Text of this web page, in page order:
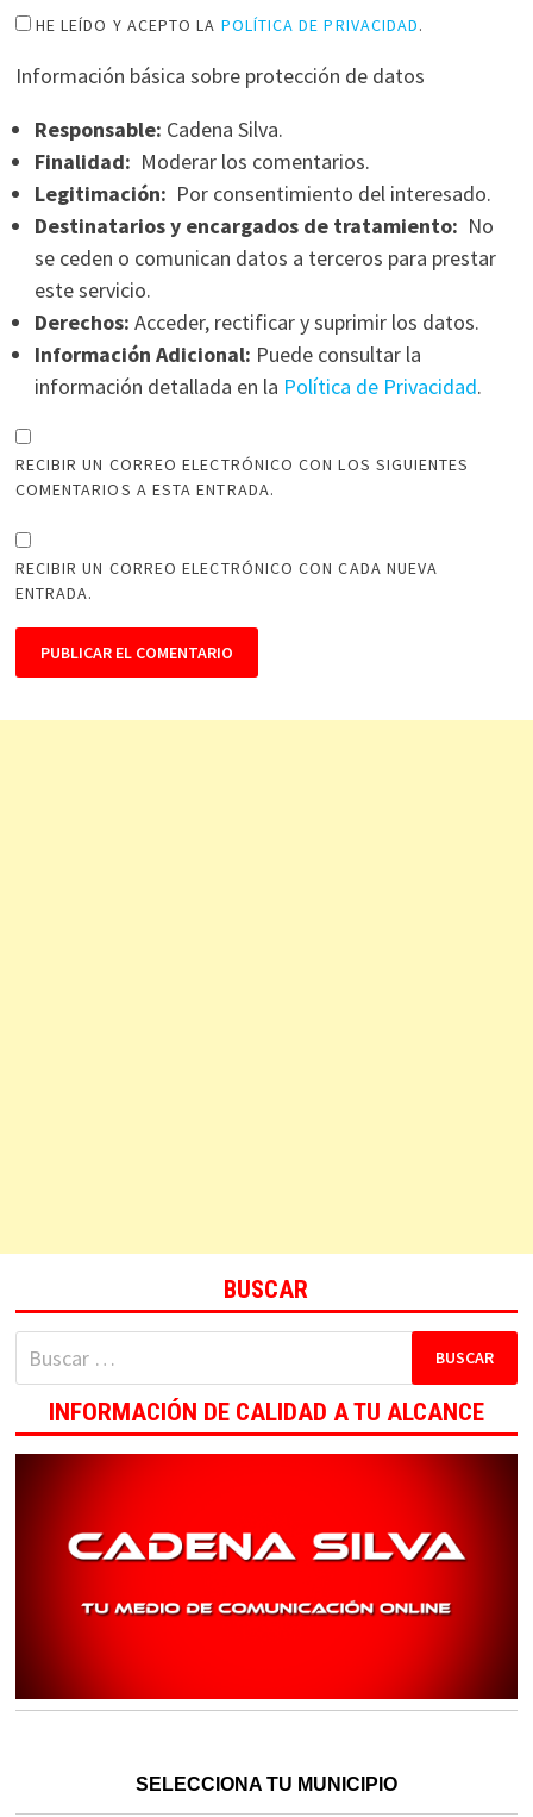
HE LEÍDO Y ACEPTO LA POLÍTICA DE PRIVACIDAD.
Información básica sobre protección de datos
Responsable: Cadena Silva.
Finalidad: Moderar los comentarios.
Legitimación: Por consentimiento del interesado.
Destinatarios y encargados de tratamiento: No
se ceden o comunican datos a terceros para prestar
este servicio.
Derechos: Acceder, rectificar y suprimir los datos.
Información Adicional: Puede consultar la
información detallada en la Política de Privacidad.
RECIBIR UN CORREO ELECTRÓNICO CON LOS SIGUIENTES
COMENTARIOS A ESTA ENTRADA.
RECIBIR UN CORREO ELECTRÓNICO CON CADA NUEVA
ENTRADA.
BUSCAR
Buscar:
INFORMACIÓN DE CALIDAD A TU ALCANCE
SELECCIONA TU MUNICIPIO